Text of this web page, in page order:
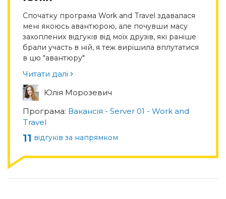
Спочатку програма Work and Travel здавалася
мені якоюсь авантюрою, але почувши масу
захоплених відгуків від моїх друзів, які раніше
брали участь в ній, я теж вирішила вплутатися
в цю "авантюру"
Читати далі
Юлія Морозевич
Програма: Вакансія - Server 01 - Work and
Travel
11 відгуків за напрямком